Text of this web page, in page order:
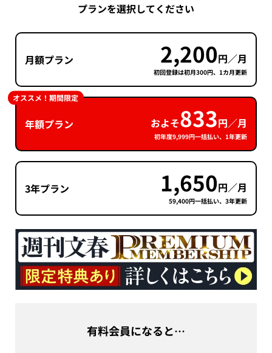
プランを選択してください
月額プラン 2,200円／月
初回登録は初月300円、1カ月更新
年額プラン およそ833円／月
初年度9,999円一括払い、1年更新
オススメ！期間限定
3年プラン 1,650円／月
59,400円一括払い、3年更新
有料会員になると…